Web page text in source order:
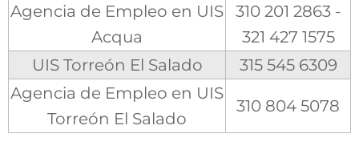
Agencia de Empleo en UIS
Acqua
310 201 2863 -
321 427 1575
UIS Torreón El Salado
315 545 6309
Agencia de Empleo en UIS
Torreón El Salado
310 804 5078